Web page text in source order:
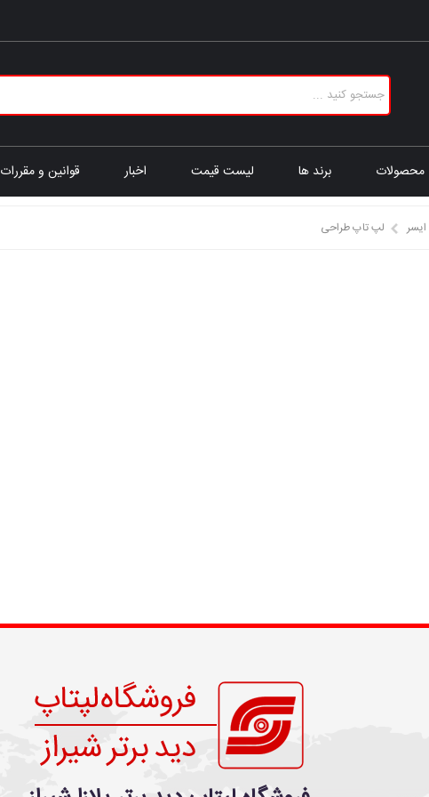
محصولات برند ها لیست قیمت اخبار قوانین و مقررات
ایسر لپ تاپ طراحی